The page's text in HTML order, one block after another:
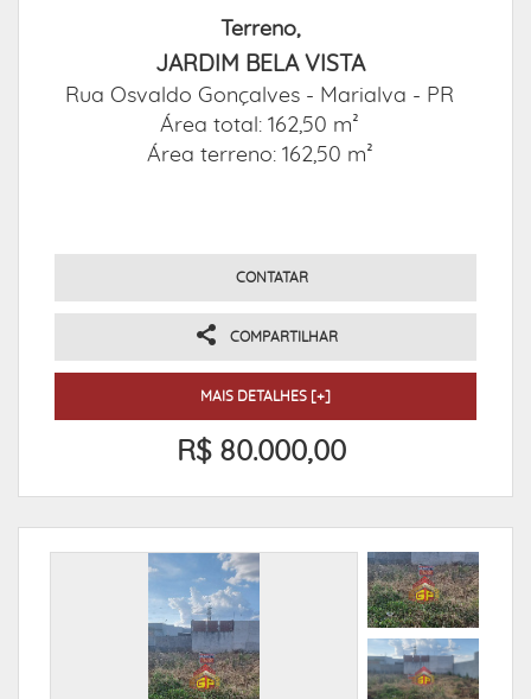
Terreno,
JARDIM BELA VISTA
Rua Osvaldo Gonçalves - Marialva - PR
Área total: 162,50 m²
Área terreno: 162,50 m²
CONTATAR
COMPARTILHAR
MAIS DETALHES [+]
R$ 80.000,00